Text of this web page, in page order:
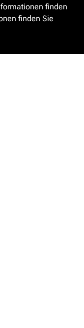
finden
finden Sie